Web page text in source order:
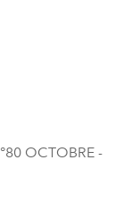
OCTOBRE -